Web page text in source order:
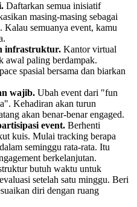
Daftarkan semua inisiatif
masing-masing sebagai
semuanya event, kamu
infrastruktur. Kantor virtual
awal paling berdampak.
spasial bersama dan biarkan
wajib. Ubah event dari "fun
Kehadiran akan turun
akan benar-benar engaged.
event. Berhenti
kuis. Mulai tracking berapa
seminggu rata-rata. Itu
berkelanjutan.
butuh waktu untuk
setelah satu minggu. Beri
diri dengan ruang